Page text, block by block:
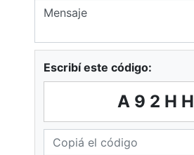
Escribí este código:
A92HH